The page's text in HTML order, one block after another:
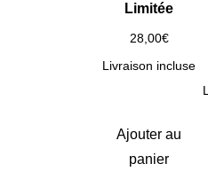
Limitée
28,00€
Livraison incluse
Ajouter au
panier